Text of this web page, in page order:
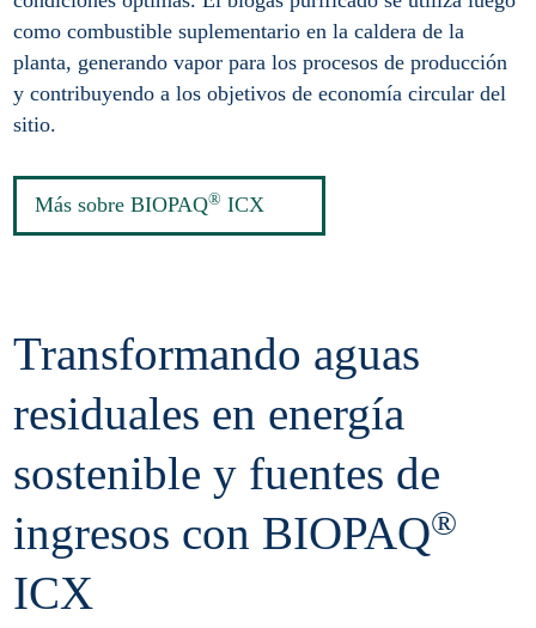
como combustible suplementario en la caldera de la
planta, generando vapor para los procesos de producción
y contribuyendo a los objetivos de economía circular del
sitio.
Más sobre BIOPAQ® ICX
Transformando aguas
residuales en energía
sostenible y fuentes de
ingresos con BIOPAQ®
ICX